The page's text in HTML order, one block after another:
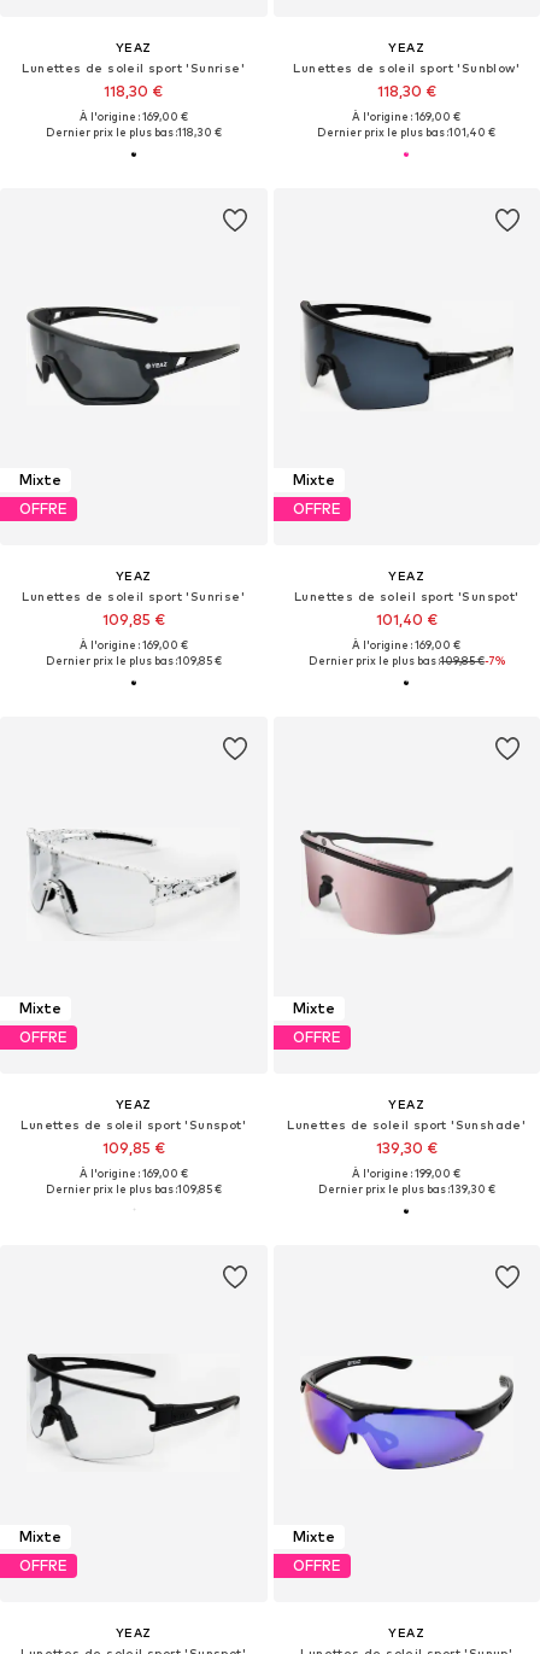
YEAZ
Lunettes de soleil sport 'Sunrise'
118,30 €
À l'origine : 169,00 €
Dernier prix le plus bas :118,30 €
YEAZ
Lunettes de soleil sport 'Sunblow'
118,30 €
À l'origine : 169,00 €
Dernier prix le plus bas :101,40 €
Mixte
OFFRE
YEAZ
Lunettes de soleil sport 'Sunrise'
109,85 €
À l'origine : 169,00 €
Dernier prix le plus bas :109,85 €
Mixte
OFFRE
YEAZ
Lunettes de soleil sport 'Sunspot'
101,40 €
À l'origine : 169,00 €
Dernier prix le plus bas :109,85 €-7%
Mixte
OFFRE
YEAZ
Lunettes de soleil sport 'Sunspot'
109,85 €
À l'origine : 169,00 €
Dernier prix le plus bas :109,85 €
Mixte
OFFRE
YEAZ
Lunettes de soleil sport 'Sunshade'
139,30 €
À l'origine : 199,00 €
Dernier prix le plus bas :139,30 €
Mixte
OFFRE
YEAZ
Mixte
OFFRE
YEAZ